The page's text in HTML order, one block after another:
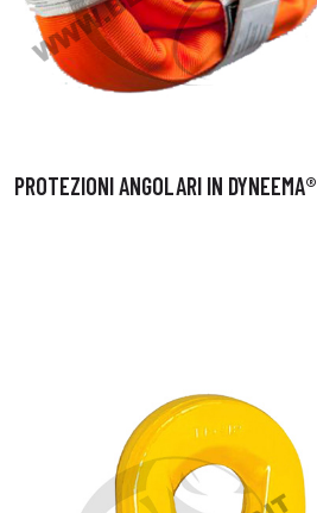
PROTEZIONI ANGOLARI IN DYNEEMA®